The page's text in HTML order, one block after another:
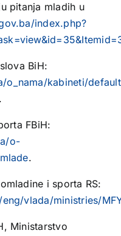
pitanja mladih u
index.php?
BiH:
kabineti/
.
FBiH:
o-
.
i sporta RS:
vlada/ministries/
Ministarstvo